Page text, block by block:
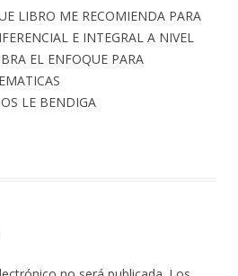
LIBRO ME RECOMIENDA PARA
E INTEGRAL A NIVEL
EL ENFOQUE PARA
LE BENDIGA